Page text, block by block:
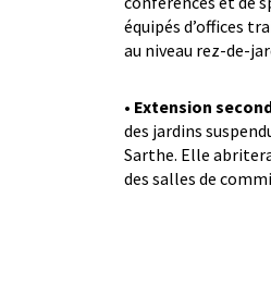
équipés d’offices
au niveau rez-de-
• Extension
des jardins
Sarthe. Elle
des salles de